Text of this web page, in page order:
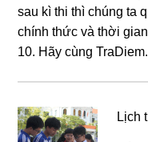
sau kì thi thì chúng ta
chính thức và thời
10. Hãy cùng
Lịch